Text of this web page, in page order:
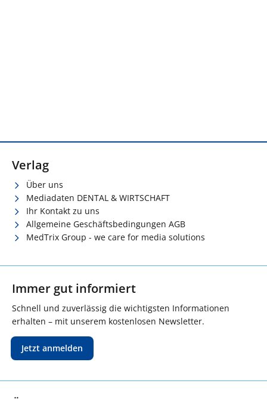
Verlag
Über uns
Mediadaten DENTAL & WIRTSCHAFT
Ihr Kontakt zu uns
Allgemeine Geschäftsbedingungen AGB
MedTrix Group - we care for media solutions
Immer gut informiert
Schnell und zuverlässig die wichtigsten Informationen
erhalten – mit unserem kostenlosen Newsletter.
Jetzt anmelden